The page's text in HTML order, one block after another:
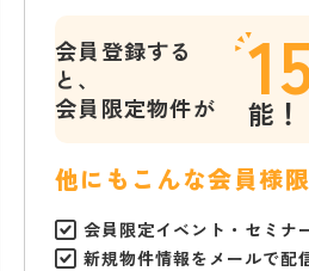
会員登録する
と、
会員限定物件が
能！
他にもこんな会員様
会員限定イベント・セミナ
新規物件情報をメールで配